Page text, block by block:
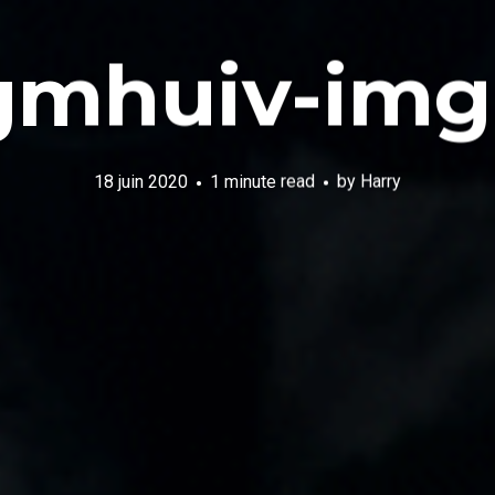
18 juin 2020 1 minute read by Harry